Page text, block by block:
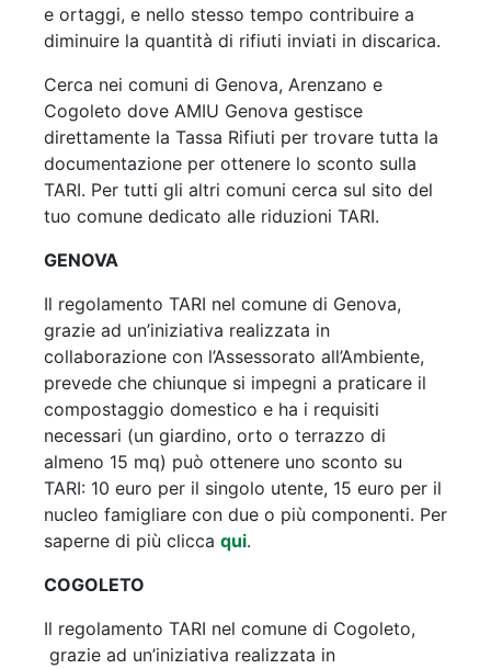
e ortaggi, e nello stesso tempo contribuire a
diminuire la quantità di rifiuti inviati in discarica.
Cerca nei comuni di Genova, Arenzano e
Cogoleto dove AMIU Genova gestisce
direttamente la Tassa Rifiuti per trovare tutta la
documentazione per ottenere lo sconto sulla
TARI. Per tutti gli altri comuni cerca sul sito del
tuo comune dedicato alle riduzioni TARI.
GENOVA
Il regolamento TARI nel comune di Genova,
grazie ad un’iniziativa realizzata in
collaborazione con l’Assessorato all’Ambiente,
prevede che chiunque si impegni a praticare il
compostaggio domestico e ha i requisiti
necessari (un giardino, orto o terrazzo di
almeno 15 mq) può ottenere uno sconto su
TARI: 10 euro per il singolo utente, 15 euro per il
nucleo famigliare con due o più componenti. Per
saperne di più clicca qui.
COGOLETO
Il regolamento TARI nel comune di Cogoleto,
grazie ad un’iniziativa realizzata in